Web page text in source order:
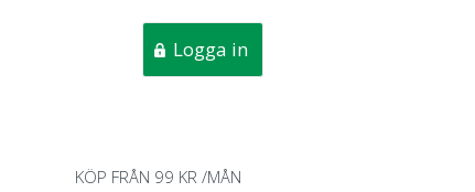
KÖP FRÅN 99 KR /MÅN